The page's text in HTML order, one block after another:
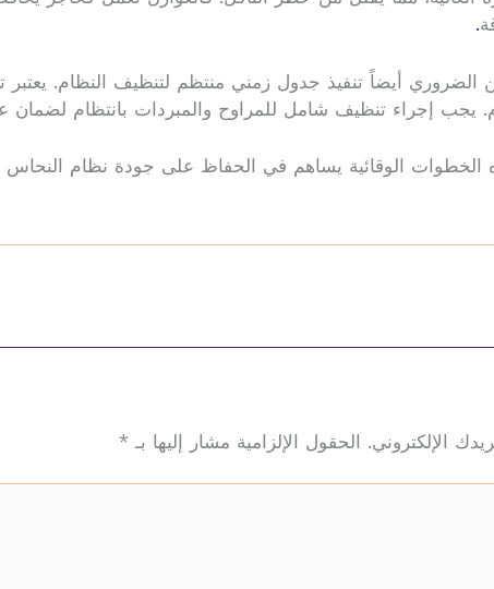
.
الضروري أيضاً تنفيذ جدول زمني منتظم لتنظيف النظام.
يجب إجراء تنظيف شامل للمراوح والمبردات بانتظام
الخطوات الوقائية يساهم في الحفاظ على جودة نظام النحاس
الإلكتروني. الحقول الإلزامية مشار إليها بـ *